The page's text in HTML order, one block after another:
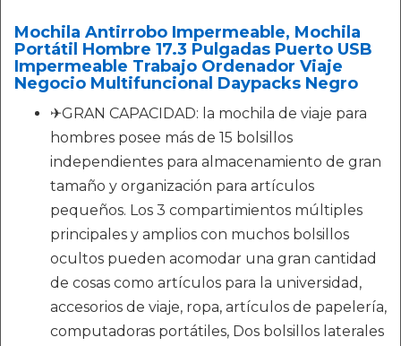
Mochila Antirrobo Impermeable, Mochila
Portátil Hombre 17.3 Pulgadas Puerto USB
Impermeable Trabajo Ordenador Viaje
Negocio Multifuncional Daypacks Negro
✈GRAN CAPACIDAD: la mochila de viaje para
hombres posee más de 15 bolsillos
independientes para almacenamiento de gran
tamaño y organización para artículos
pequeños. Los 3 compartimientos múltiples
principales y amplios con muchos bolsillos
ocultos pueden acomodar una gran cantidad
de cosas como artículos para la universidad,
accesorios de viaje, ropa, artículos de papelería,
computadoras portátiles, Dos bolsillos laterales